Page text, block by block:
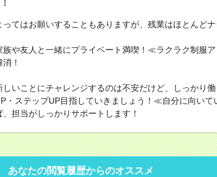
てはお願いすることもありますが、残業はほとんど
や友人と一緒にプライベート満喫！≪ラクラク制服
！
いことにチャレンジするのは不安だけど、しっかり
・ステップUP目指していきましょう！≪自分に向いて
担当がしっかりサポートします！
あなたの閲覧履歴からのオススメ